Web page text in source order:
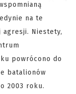
na te
Niestety,
powrócono do
batalionów
2003 roku.